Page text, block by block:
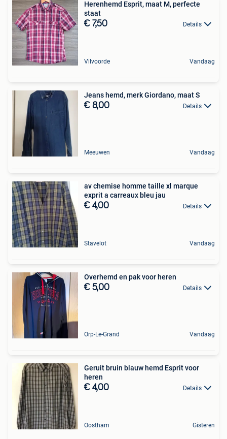
Herenhemd Esprit, maat M, perfecte
staat
€ 7,50 Details
Vilvoorde Vandaag
Jeans hemd, merk Giordano, maat S
€ 8,00 Details
Meeuwen Vandaag
av chemise homme taille xl marque
exprit a carreaux bleu jau
€ 4,00 Details
Stavelot Vandaag
Overhemd en pak voor heren
€ 5,00 Details
Orp-Le-Grand Vandaag
Geruit bruin blauw hemd Esprit voor
heren
€ 4,00 Details
Oostham Gisteren